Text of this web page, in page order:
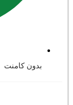
بدون کامنت